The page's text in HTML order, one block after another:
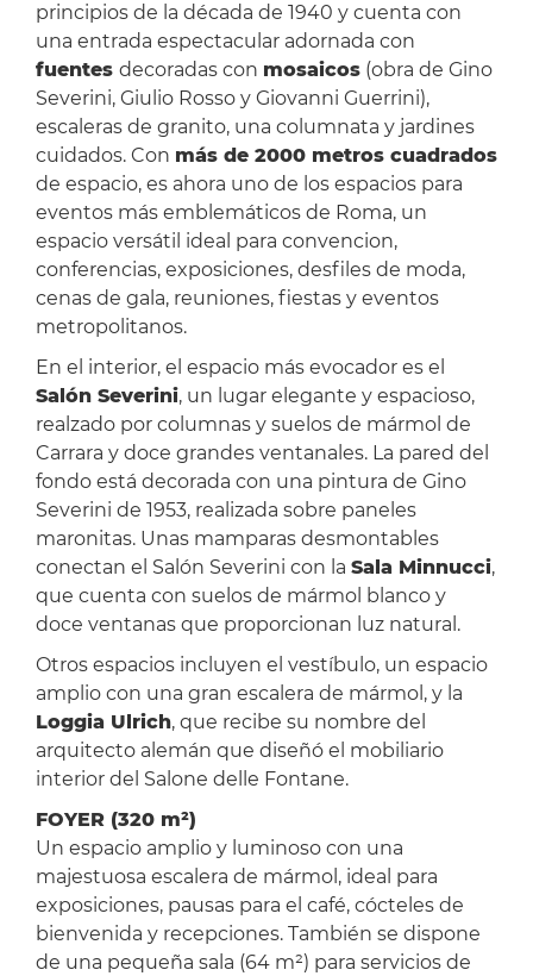
principios de la década de 1940 y cuenta con
una entrada espectacular adornada con
fuentes decoradas con mosaicos(obra de Gino
Severini, Giulio Rosso y Giovanni Guerrini),
escaleras de granito, una columnata y jardines
cuidados. Con más de 2000 metros cuadrados
de espacio, es ahora uno de los espacios para
eventos más emblemáticos de Roma, un
espacio versátil ideal para convencion,
conferencias, exposiciones, desfiles de moda,
cenas de gala, reuniones, fiestas y eventos
metropolitanos.
En el interior, el espacio más evocador es el
Salón Severini, un lugar elegante y espacioso,
realzado por columnas y suelos de mármol de
Carrara y doce grandes ventanales. La pared del
fondo está decorada con una pintura de Gino
Severini de 1953, realizada sobre paneles
maronitas. Unas mamparas desmontables
conectan el Salón Severini con la Sala Minnucci,
que cuenta con suelos de mármol blanco y
doce ventanas que proporcionan luz natural.
Otros espacios incluyen el vestíbulo, un espacio
amplio con una gran escalera de mármol, y la
Loggia Ulrich, que recibe su nombre del
arquitecto alemán que diseñó el mobiliario
interior del Salone delle Fontane.
FOYER (320 m²)
Un espacio amplio y luminoso con una
majestuosa escalera de mármol, ideal para
exposiciones, pausas para el café, cócteles de
bienvenida y recepciones. También se dispone
de una pequeña sala (64 m²) para servicios de